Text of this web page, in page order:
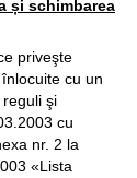
și schimbarea
priveşte
cu un
şi
cu
nr. 2 la
«Lista